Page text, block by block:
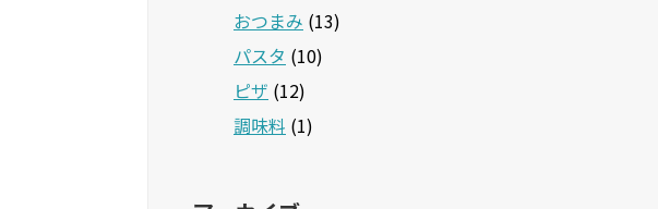
おつまみ (13)
パスタ (10)
ピザ (12)
調味料 (1)